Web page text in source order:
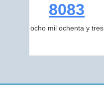
8083
ocho mil ochenta y tres